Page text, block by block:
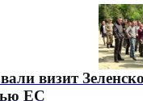
визит
ЕС